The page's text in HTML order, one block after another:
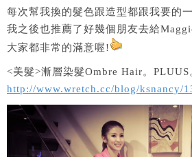
每次幫我換的髮色跟造型都跟我要的
我之後也推薦了好幾個朋友去給
大家都非常的滿意喔!
<美髮>漸層染髮Ombre Hair。PLUUS
http://www.wretch.cc/blog/ksnancy/